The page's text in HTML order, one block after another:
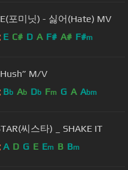
포미닛) - 싫어(Hate) MV
E C# D A F# A# F#m
M/V
Bb Ab Db Fm G A Abm
씨스타) _ SHAKE IT
A D G E Em B Bm